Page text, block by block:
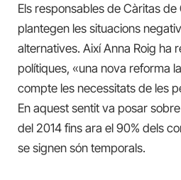
Els responsables de Càritas
plantegen les situacions
alternatives. Així Anna Roig ha
polítiques, «una nova reforma
compte les necessitats de les
En aquest sentit va posar
del 2014 fins ara el 90% dels
se signen són temporals.